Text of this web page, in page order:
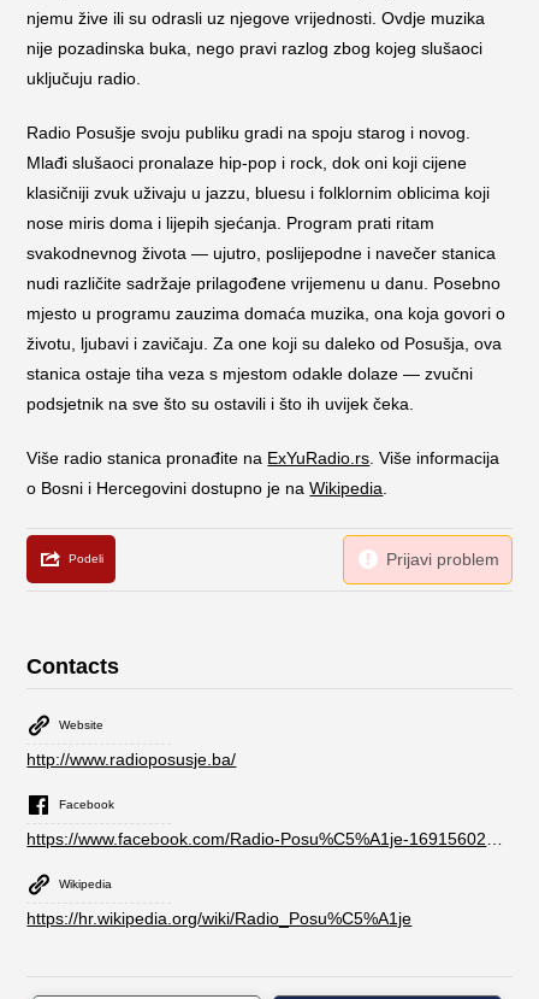
njemu žive ili su odrasli uz njegove vrijednosti. Ovdje muzika
nije pozadinska buka, nego pravi razlog zbog kojeg slušaoci
uključuju radio.
Radio Posušje svoju publiku gradi na spoju starog i novog.
Mlađi slušaoci pronalaze hip-pop i rock, dok oni koji cijene
klasičniji zvuk uživaju u jazzu, bluesu i folklornim oblicima koji
nose miris doma i lijepih sjećanja. Program prati ritam
svakodnevnog života — ujutro, poslijepodne i navečer stanica
nudi različite sadržaje prilagođene vrijemenu u danu. Posebno
mjesto u programu zauzima domaća muzika, ona koja govori o
životu, ljubavi i zavičaju. Za one koji su daleko od Posušja, ova
stanica ostaje tiha veza s mjestom odakle dolaze — zvučni
podsjetnik na sve što su ostavili i što ih uvijek čeka.
Više radio stanica pronađite na ExYuRadio.rs . Više informacija
o Bosni i Hercegovini dostupno je naWikipedia
Contacts
Website
http://www.radioposusje.ba/
Facebook
Wikipedia
https://hr.wikipedia.org/wiki/Radio_Posu%C5%A1je